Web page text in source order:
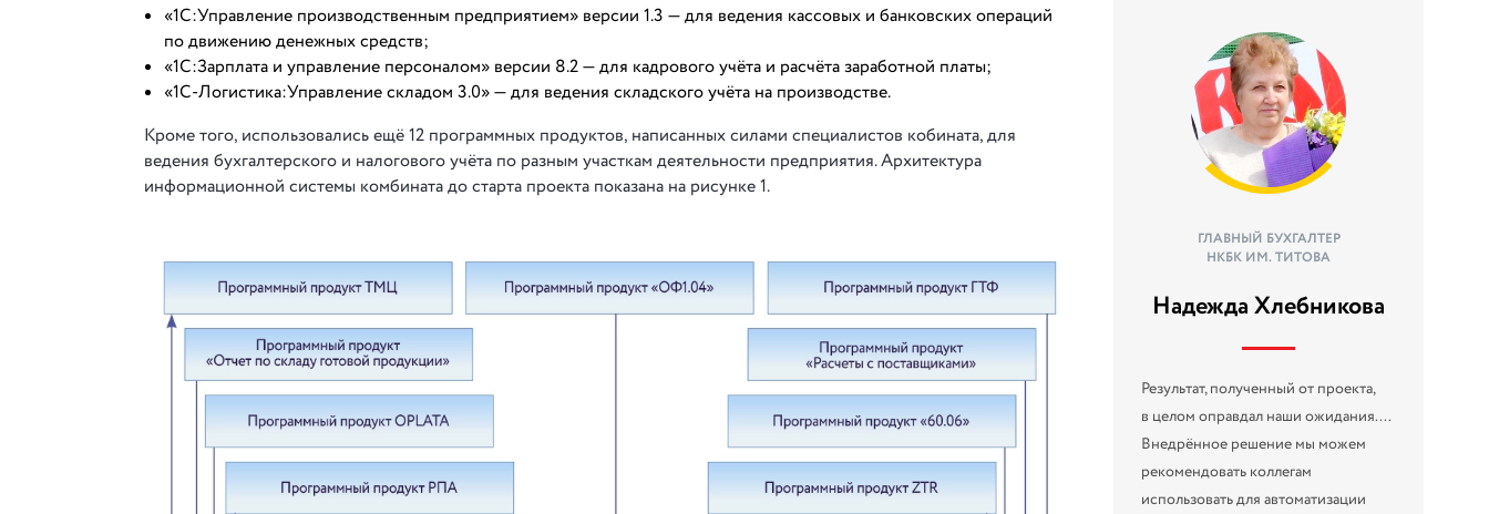
«1С:Управление производственным предприятием» версии 1.3 — для ведения кассовых и банковских операций
по движению денежных средств;
«1С:Зарплата и управление персоналом» версии 8.2 — для кадрового учёта и расчёта заработной платы;
«1С-Логистика:Управление складом 3.0» — для ведения складского учёта на производстве.
Кроме того, использовались ещё 12 программных продуктов, написанных силами специалистов кобината, для
ведения бухгалтерского и налогового учёта по разным участкам деятельности предприятия. Архитектура
информационной системы комбината до старта проекта показана на рисунке 1.
ГЛАВНЫЙ БУХГАЛТЕР
НКБК ИМ. ТИТОВА
Надежда Хлебникова
Результат, полученный от проекта,
в целом оправдал наши ожидания. ...
Внедрённое решение мы можем
рекомендовать коллегам
использовать для автоматизации